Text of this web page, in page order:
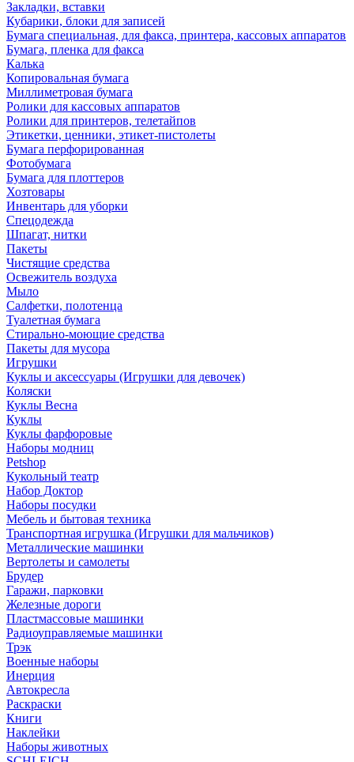
Закладки, вставки
Кубарики, блоки для записей
Бумага специальная, для факса, принтера, кассовых аппаратов
Бумага, пленка для факса
Калька
Копировальная бумага
Миллиметровая бумага
Ролики для кассовых аппаратов
Ролики для принтеров, телетайпов
Этикетки, ценники, этикет-пистолеты
Бумага перфорированная
Фотобумага
Бумага для плоттеров
Хозтовары
Инвентарь для уборки
Спецодежда
Шпагат, нитки
Пакеты
Чистящие средства
Освежитель воздуха
Мыло
Салфетки, полотенца
Туалетная бумага
Стирально-моющие средства
Пакеты для мусора
Игрушки
Куклы и аксессуары (Игрушки для девочек)
Коляски
Куклы Весна
Куклы
Куклы фарфоровые
Наборы модниц
Petshop
Кукольный театр
Набор Доктор
Наборы посудки
Мебель и бытовая техника
Транспортная игрушка (Игрушки для мальчиков)
Металлические машинки
Вертолеты и самолеты
Брудер
Гаражи, парковки
Железные дороги
Пластмассовые машинки
Радиоуправляемые машинки
Трэк
Военные наборы
Инерция
Автокресла
Раскраски
Книги
Наклейки
Наборы животных